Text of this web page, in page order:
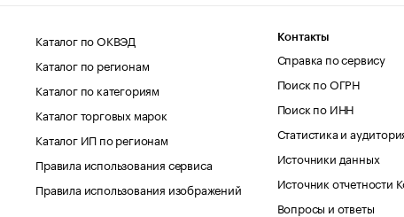
Каталог по ОКВЭД
Каталог по регионам
Каталог по категориям
Каталог торговых марок
Каталог ИП по регионам
Правила использования сервиса
Правила использования изображений
Контакты
Справка по сервису
Поиск по ОГРН
Поиск по ИНН
Статистика и
Источники данных
Источник отчетности
Вопросы и ответы